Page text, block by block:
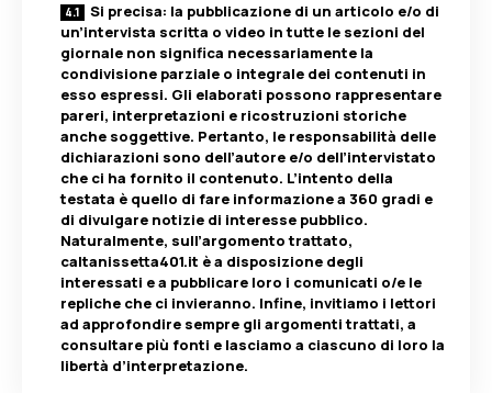
Si precisa: la pubblicazione di un articolo e/o di
un’intervista scritta o video in tutte le sezioni del
giornale non significa necessariamente la
condivisione parziale o integrale dei contenuti in
esso espressi. Gli elaborati possono rappresentare
pareri, interpretazioni e ricostruzioni storiche
anche soggettive. Pertanto, le responsabilità delle
dichiarazioni sono dell’autore e/o dell’intervistato
che ci ha fornito il contenuto. L’intento della
testata è quello di fare informazione a 360 gradi e
di divulgare notizie di interesse pubblico.
Naturalmente, sull’argomento trattato,
caltanissetta401.it è a disposizione degli
interessati e a pubblicare loro i comunicati o/e le
repliche che ci invieranno. Infine, invitiamo i lettori
ad approfondire sempre gli argomenti trattati, a
consultare più fonti e lasciamo a ciascuno di loro la
libertà d’interpretazione.